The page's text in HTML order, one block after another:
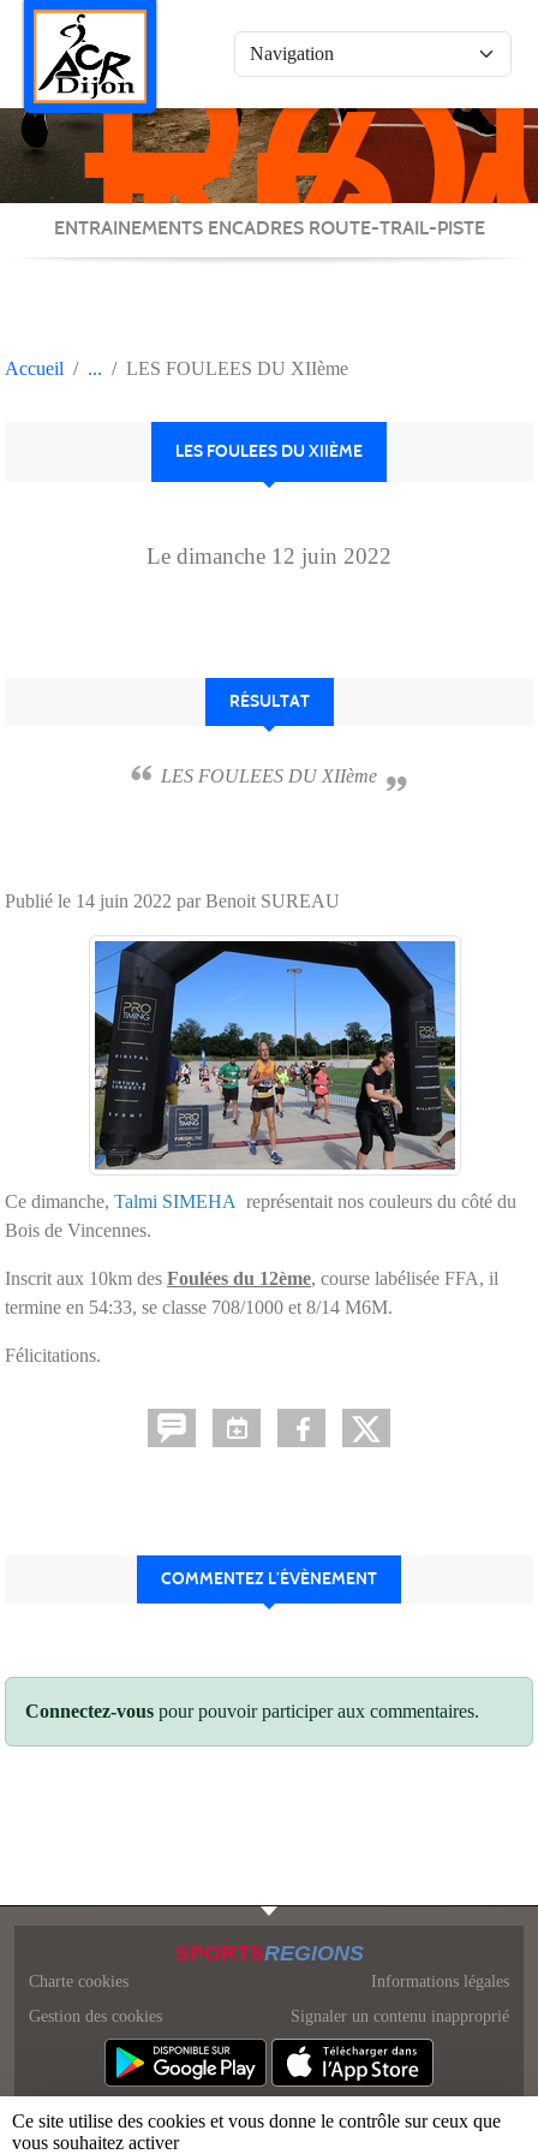
/
/
ENTRAINEMENTS ENCADRES ROUTE-TRAIL-PISTE
Accueil LES FOULEES DU XIIème
LES FOULEES DU XIIÈME
Le dimanche 12 juin 2022
RÉSULTAT
LES FOULEES DU XIIème
Publié le 14 juin 2022 par Benoit SUREAU
Ce dimanche, Talmi SIMEHA représentait nos couleurs du côté du
Bois de Vincennes.
Inscrit aux 10km des Foulées du 12ème, course labélisée FFA, il
termine en 54:33, se classe 708/1000 et 8/14 M6M.
Félicitations.
COMMENTEZ L’ÉVÈNEMENT
Connectez-vous pour pouvoir participer aux commentaires.
SPORTSREGIONS
Charte cookies
Gestion des cookies
Informations légales
Signaler un contenu inapproprié
Panneau de gestion des cookies
Ce site utilise des cookies et vous donne le contrôle sur ceux que
vous souhaitez activer